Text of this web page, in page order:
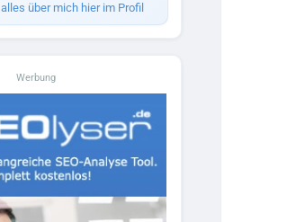
alles über mich hier im Profil
Werbung